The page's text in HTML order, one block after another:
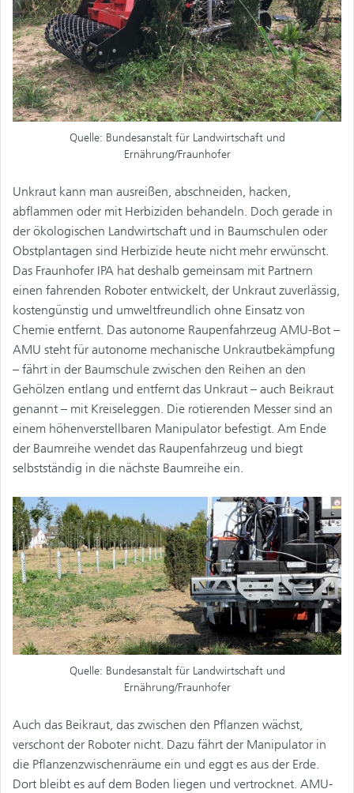
Quelle: Bundesanstalt für Landwirtschaft und
Ernährung/Fraunhofer
Unkraut kann man ausreißen, abschneiden, hacken,
abflammen oder mit Herbiziden behandeln. Doch gerade in
der ökologischen Landwirtschaft und in Baumschulen oder
Obstplantagen sind Herbizide heute nicht mehr erwünscht.
Das Fraunhofer IPA hat deshalb gemeinsam mit Partnern
einen fahrenden Roboter entwickelt, der Unkraut zuverlässig,
kostengünstig und umweltfreundlich ohne Einsatz von
Chemie entfernt. Das autonome Raupenfahrzeug AMU-Bot –
AMU steht für autonome mechanische Unkrautbekämpfung
– fährt in der Baumschule zwischen den Reihen an den
Gehölzen entlang und entfernt das Unkraut – auch Beikraut
genannt – mit Kreiseleggen. Die rotierenden Messer sind an
einem höhenverstellbaren Manipulator befestigt. Am Ende
der Baumreihe wendet das Raupenfahrzeug und biegt
selbstständig in die nächste Baumreihe ein.
Quelle: Bundesanstalt für Landwirtschaft und
Ernährung/Fraunhofer
Auch das Beikraut, das zwischen den Pflanzen wächst,
verschont der Roboter nicht. Dazu fährt der Manipulator in
die Pflanzenzwischenräume ein und eggt es aus der Erde.
Dort bleibt es auf dem Boden liegen und vertrocknet. AMU-